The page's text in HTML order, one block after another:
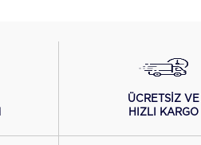
ÜCRETSİZ VE
HIZLI KARGO